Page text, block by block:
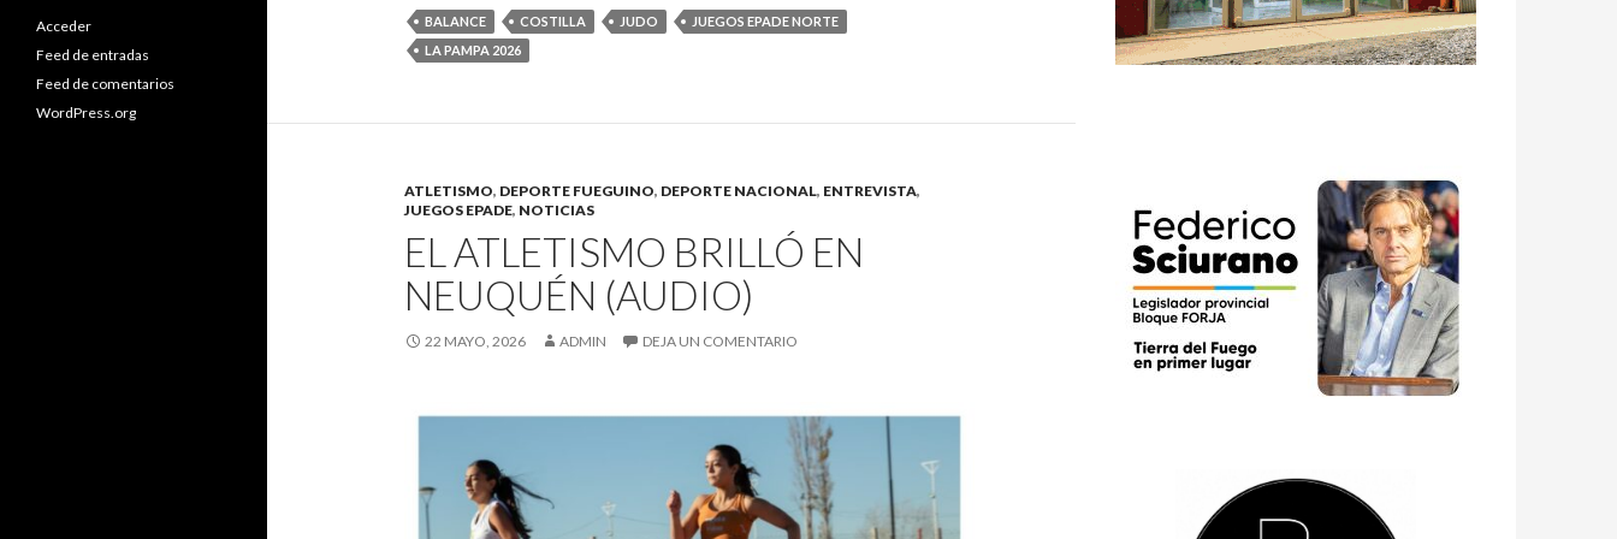
BALANCE COSTILLA JUDO
JUEGOS EPADE NORTE
LA PAMPA 2026
ATLETISMO, DEPORTE FUEGUINO, DEPORTE NACIONAL, ENTREVISTA,
JUEGOS EPADE, NOTICIAS
EL ATLETISMO BRILLÓ EN
NEUQUÉN (AUDIO)
22 MAYO, 2026 ADMIN DEJA UN COMENTARIO
Acceder
Feed de entradas
Feed de comentarios
WordPress.org